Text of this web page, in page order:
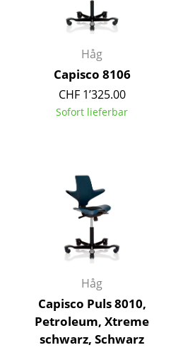
Håg
Capisco 8106
CHF 1’325.00
Sofort lieferbar
Håg
Capisco Puls 8010,
Petroleum, Xtreme
schwarz, Schwarz